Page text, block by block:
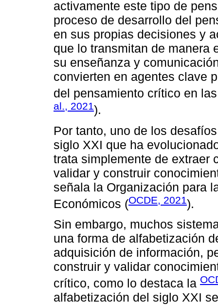
activamente este tipo de
proceso de desarrollo del
en sus propias decisiones y
que lo transmitan de manera
su enseñanza y
convierten en agentes clave
del pensamiento crítico en
al., 2021).
Por tanto, uno de los
siglo XXI que ha
trata simplemente de extraer
validar y construir
señala la Organización para
Económicos (OCDE, 2021).
Sin embargo, muchos
una forma de alfabetización
adquisición de información,
construir y validar
crítico, como lo destaca la
alfabetización del siglo XXI